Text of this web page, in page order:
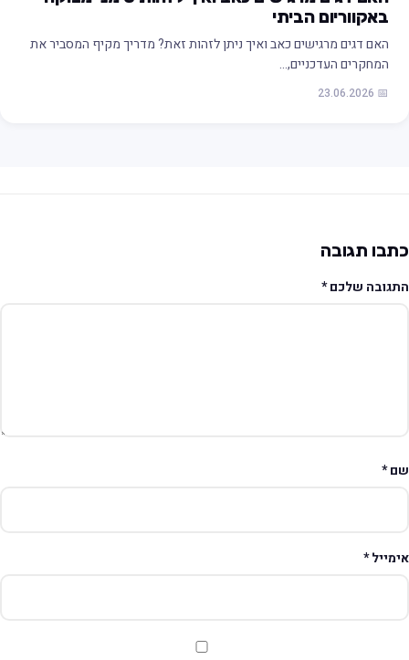
באקווריום הביתי
האם דגים מרגישים כאב ואיך ניתן לזהות זאת? מדריך מקיף המסביר את
המחקרים העדכניים,…
📅 23.06.2026
תגובה
שלכם*
*
*